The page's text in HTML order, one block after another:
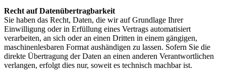
Recht auf Datenübertragbarkeit
Sie haben das Recht, Daten, die wir auf Grundlage Ihrer
Einwilligung oder in Erfüllung eines Vertrags automatisiert
verarbeiten, an sich oder an einen Dritten in einem gängigen,
maschinenlesbaren Format aushändigen zu lassen. Sofern Sie die
direkte Übertragung der Daten an einen anderen Verantwortlichen
verlangen, erfolgt dies nur, soweit es technisch machbar ist.